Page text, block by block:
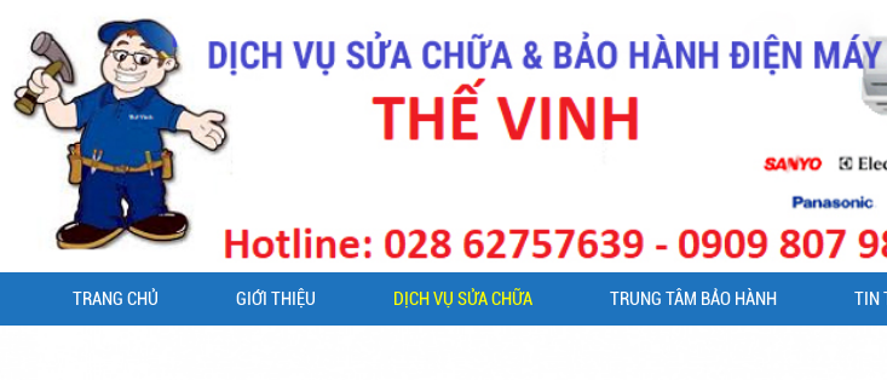
TRANG CHỦ GIỚI THIỆU DỊCH VỤ SỬA CHỮA TRUNG TÂM BẢO HÀNH TIN